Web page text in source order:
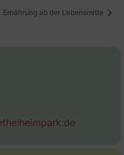
Ernährung ab der Lebensmitte